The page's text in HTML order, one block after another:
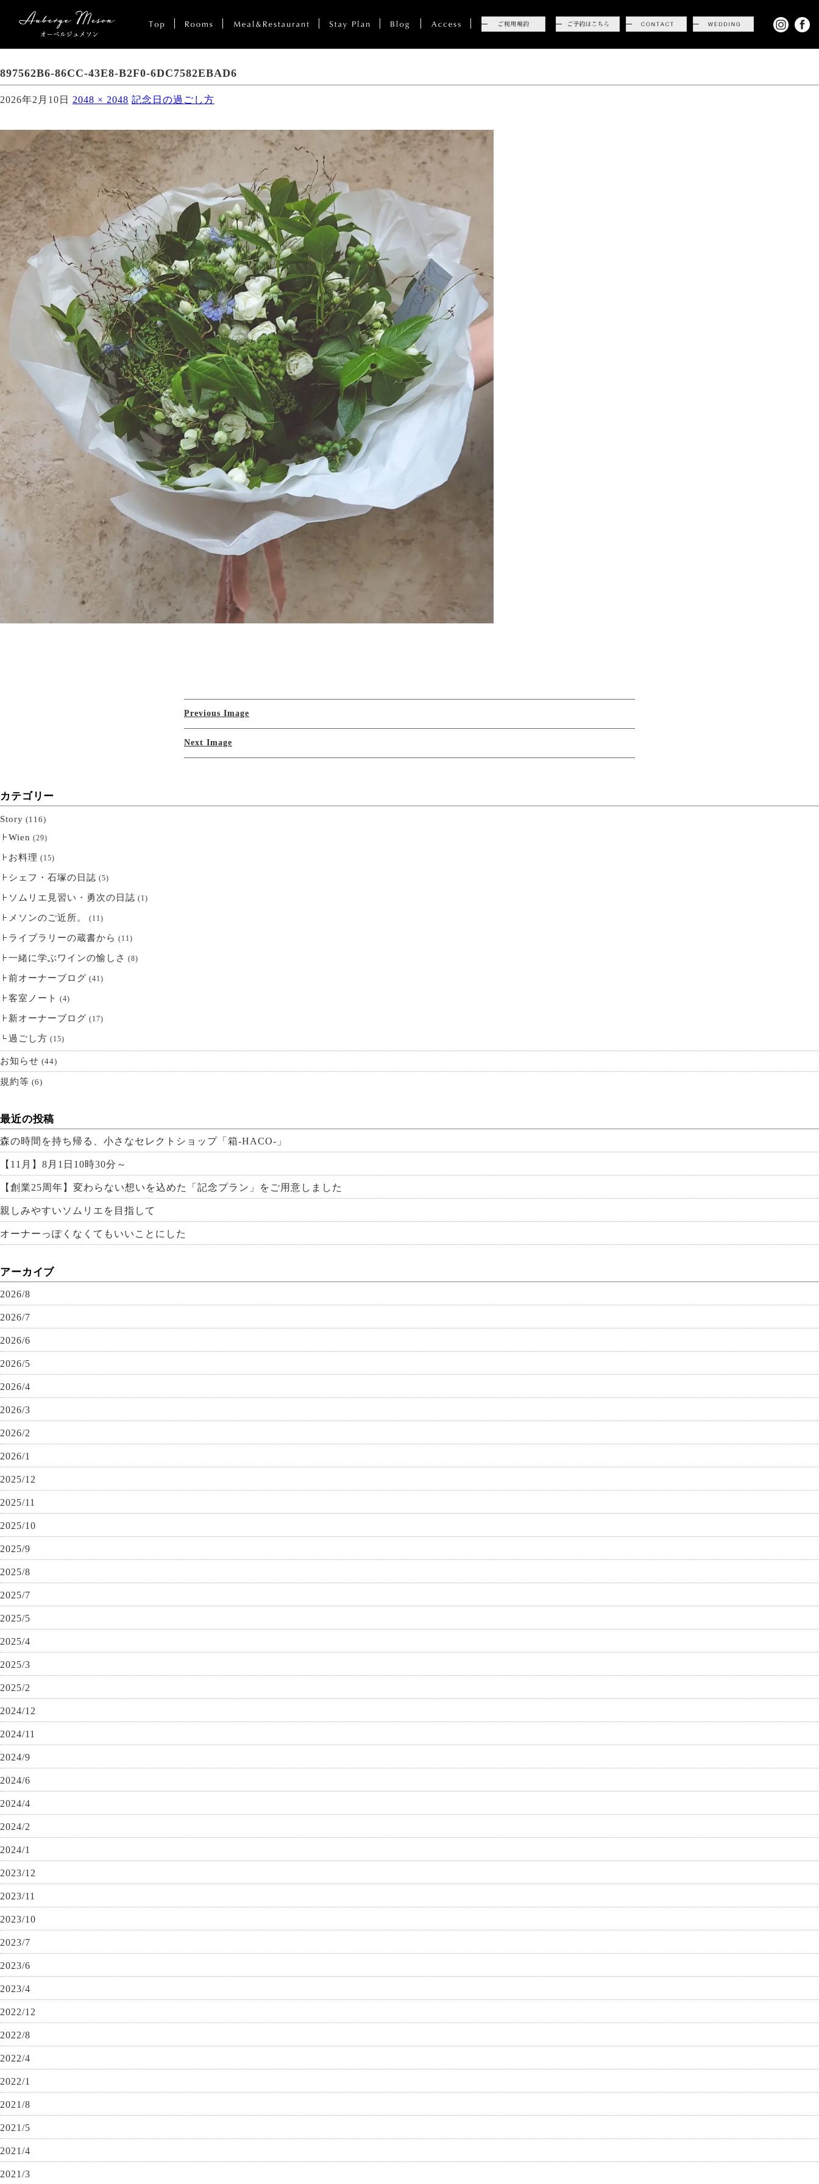
897562B6-86CC-43E8-B2F0-6DC7582EBAD6
2026年2月10日 2048 × 2048 記念日の過ごし方
Previous Image
Next Image
カテゴリー
Story (116)
Wien (29)
お料理 (15)
シェフ・石塚の日誌 (5)
ソムリエ見習い・勇次の日誌 (1)
メソンのご近所。 (11)
ライブラリーの蔵書から (11)
一緒に学ぶワインの愉しさ (8)
前オーナーブログ (41)
客室ノート (4)
新オーナーブログ (17)
過ごし方 (15)
お知らせ (44)
規約等 (6)
最近の投稿
森の時間を持ち帰る、小さなセレクトショップ「箱-HACO-」
【11月】8月1日10時30分～
【創業25周年】変わらない想いを込めた「記念プラン」をご用意しました
親しみやすいソムリエを目指して
オーナーっぽくなくてもいいことにした
アーカイブ
2026/8
2026/7
2026/6
2026/5
2026/4
2026/3
2026/2
2026/1
2025/12
2025/11
2025/10
2025/9
2025/8
2025/7
2025/5
2025/4
2025/3
2025/2
2024/12
2024/11
2024/9
2024/6
2024/4
2024/2
2024/1
2023/12
2023/11
2023/10
2023/7
2023/6
2023/4
2022/12
2022/8
2022/4
2022/1
2021/8
2021/5
2021/4
2021/3